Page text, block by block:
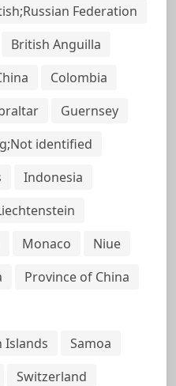
Federation
British Anguilla
Colombia
Guernsey
identified
Indonesia
Monaco
Niue
Province of China
Islands
Samoa
Switzerland